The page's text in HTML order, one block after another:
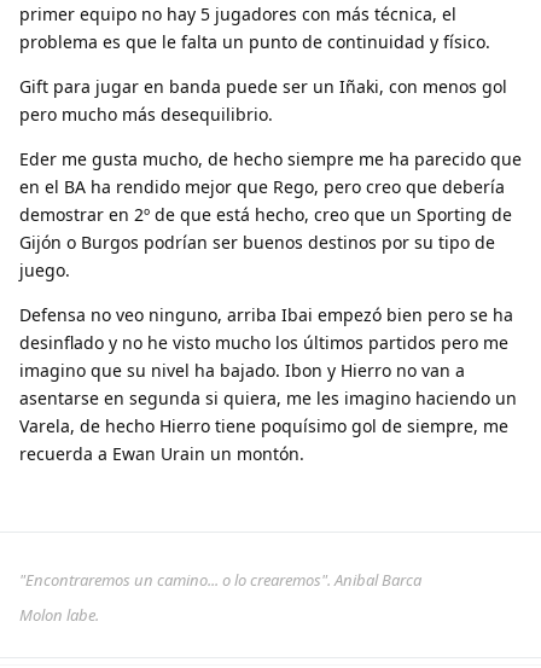
primer equipo no hay 5 jugadores con más técnica, el
problema es que le falta un punto de continuidad y físico.
Gift para jugar en banda puede ser un Iñaki, con menos gol
pero mucho más desequilibrio.
Eder me gusta mucho, de hecho siempre me ha parecido que
en el BA ha rendido mejor que Rego, pero creo que debería
demostrar en 2º de que está hecho, creo que un Sporting de
Gijón o Burgos podrían ser buenos destinos por su tipo de
juego.
Defensa no veo ninguno, arriba Ibai empezó bien pero se ha
desinflado y no he visto mucho los últimos partidos pero me
imagino que su nivel ha bajado. Ibon y Hierro no van a
asentarse en segunda si quiera, me les imagino haciendo un
Varela, de hecho Hierro tiene poquísimo gol de siempre, me
recuerda a Ewan Urain un montón.
"Encontraremos un camino... o lo crearemos". Anibal Barca
Molon labe.